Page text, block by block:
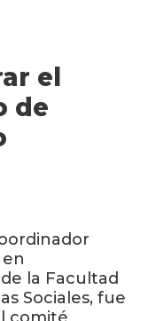
el
de
la Facultad
Sociales, fue